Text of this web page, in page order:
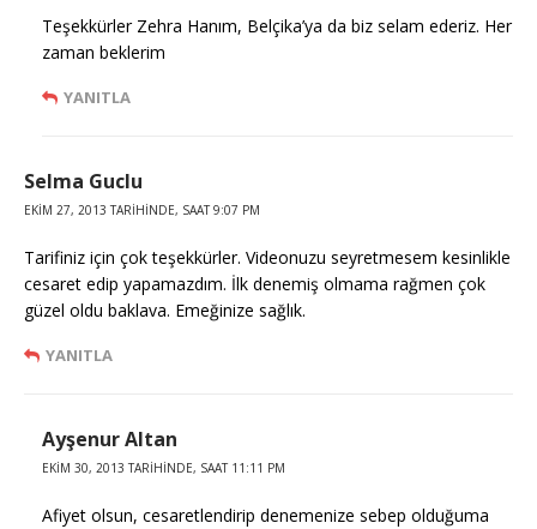
Teşekkürler Zehra Hanım, Belçika’ya da biz selam ederiz. Her
zaman beklerim
YANITLA
Selma Guclu
EKIM 27, 2013 TARIHINDE, SAAT 9:07 PM
Tarifiniz için çok teşekkürler. Videonuzu seyretmesem kesinlikle
cesaret edip yapamazdım. İlk denemiş olmama rağmen çok
güzel oldu baklava. Emeğinize sağlık.
YANITLA
Ayşenur Altan
EKIM 30, 2013 TARIHINDE, SAAT 11:11 PM
Afiyet olsun, cesaretlendirip denemenize sebep olduğuma